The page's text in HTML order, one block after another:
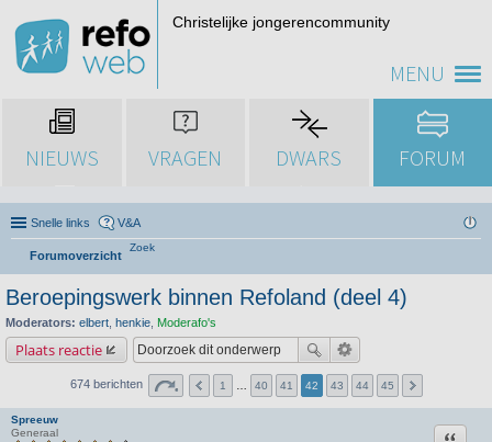
MENU
Christelijke jongerencommunity
NIEUWS VRAGEN DWARS FORUM
Snelle links V&A
Forumoverzicht
Zoek
Beroepingswerk binnen Refoland (deel 4)
Moderators: elbert henkie Moderafo's
Plaats reactie
674 berichten 1 40 41 42 43 44 45
Spreeuw
Generaal
Citeer